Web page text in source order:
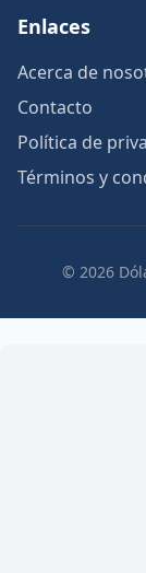
Enlaces
Acerca de
Contacto
Política de
Términos y
© 2026